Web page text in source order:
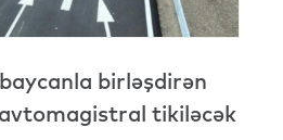
birləşdirən
tikiləcək